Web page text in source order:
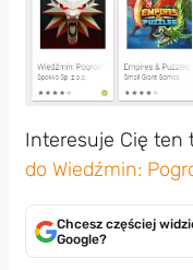
Interesuje Cię ten
do Wiedźmin:
Chcesz częściej
Google?